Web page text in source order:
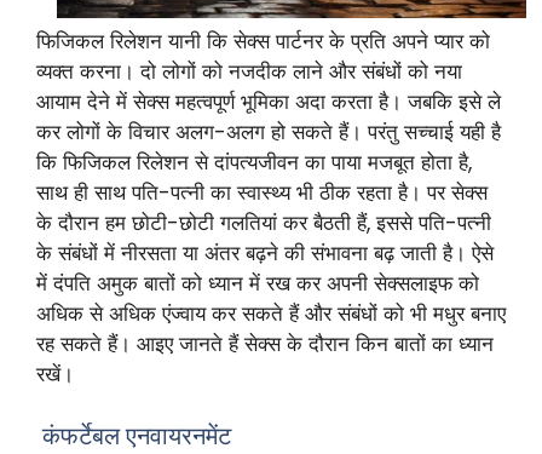
फिजिकल रिलेशन यानी कि सेक्स पार्टनर के प्रति अपने प्यार को
व्यक्त करना। दो लोगों को नजदीक लाने और संबंधों को नया
आयाम देने में सेक्स महत्वपूर्ण भूमिका अदा करता है। जबकि इसे ले
कर लोगों के विचार अलग-अलग हो सकते हैं। परंतु सच्चाई यही है
कि फिजिकल रिलेशन से दांपत्यजीवन का पाया मजबूत होता है,
साथ ही साथ पति-पत्नी का स्वास्थ्य भी ठीक रहता है। पर सेक्स
के दौरान हम छोटी-छोटी गलतियां कर बैठती हैं, इससे पति-पत्नी
के संबंधों में नीरसता या अंतर बढ़ने की संभावना बढ़ जाती है। ऐसे
में दंपति अमुक बातों को ध्यान में रख कर अपनी सेक्सलाइफ को
अधिक से अधिक एंज्वाय कर सकते हैं और संबंधों को भी मधुर बनाए
रह सकते हैं। आइए जानते हैं सेक्स के दौरान किन बातों का ध्यान
रखें।
कंफर्टेबल एनवायरनमेंट